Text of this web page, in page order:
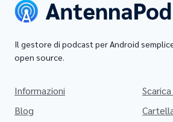
Il gestore di podcast per Android
open source.
Informazioni
Blog